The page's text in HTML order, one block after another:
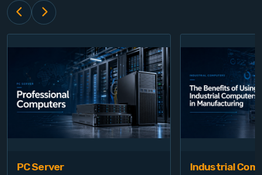
PC Server Industrial